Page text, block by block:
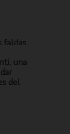
faldas
una
del